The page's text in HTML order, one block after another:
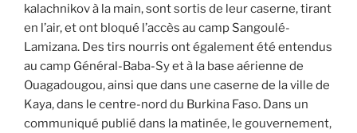
kalachnikov à la main, sont sortis de leur caserne, tirant
en l’air, et ont bloqué l’accès au camp Sangoulé-
Lamizana. Des tirs nourris ont également été entendus
au camp Général-Baba-Sy et à la base aérienne de
Ouagadougou, ainsi que dans une caserne de la ville de
Kaya, dans le centre-nord du Burkina Faso. Dans un
communiqué publié dans la matinée, le gouvernement,